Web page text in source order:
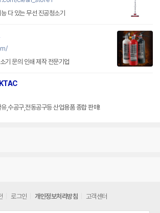
다 있는 무선 진공청소기
기 문의 인쇄 제작 전문기업
,수공구,전동공구등 산업용품 종합 판매!
로그인 개인정보처리방침 고객센터